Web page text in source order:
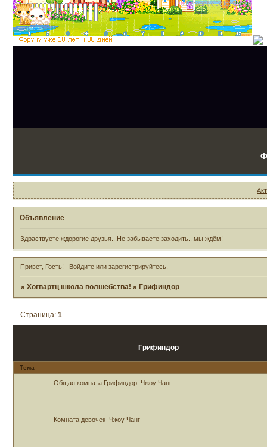
Объявление
Здраствуете ждорогие друзья...Не забываете заходить...мы ждём!
Привет, Гость! Войдитеили зарегистрируйтесь.
»Хогвартц школа волшебства! »Грифиндор
Грифиндор
Страница:1
Тема
Общая комната Грифиндор Чжоу Чанг
Комната девочек Чжоу Чанг